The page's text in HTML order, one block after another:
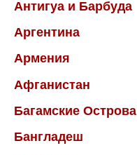
Антигуа и Барбуда
Аргентина
Армения
Афганистан
Багамские Острова
Бангладеш